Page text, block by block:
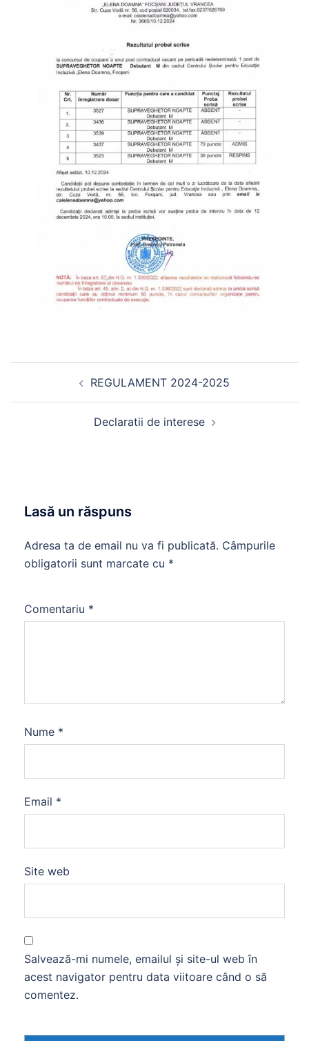
REGULAMENT 2024-2025
Declaratii de interese
Lasă un răspuns
Adresa ta de email nu va fi publicată. Câmpurile
obligatorii sunt marcate cu *
Comentariu *
Nume *
Email *
Site web
Salvează-mi numele, emailul și site-ul web în
acest navigator pentru data viitoare când o să
comentez.